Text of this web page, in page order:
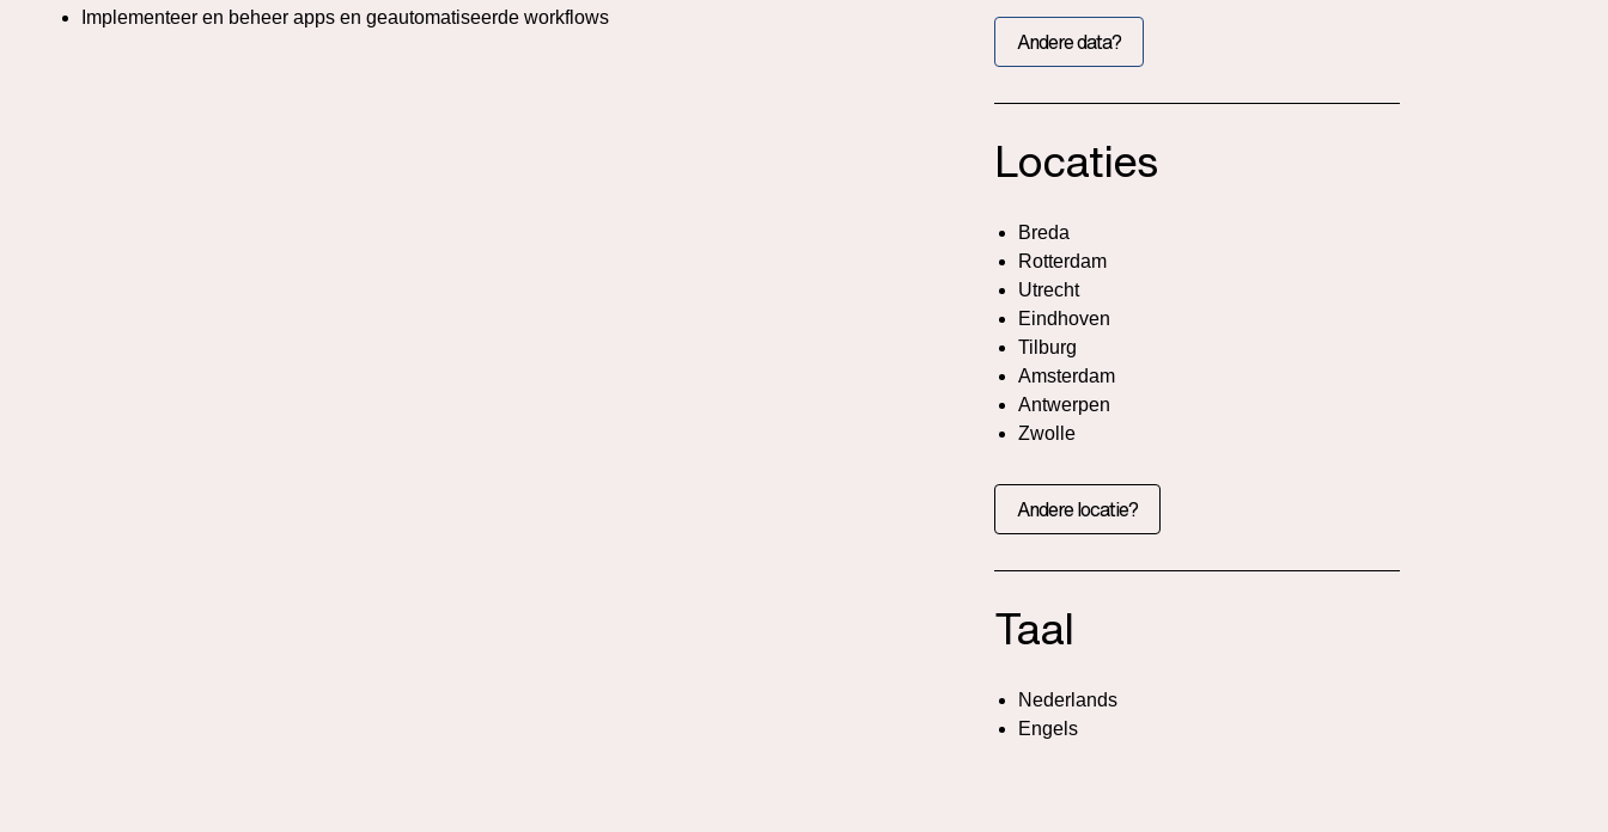
Implementeer en beheer apps en geautomatiseerde workflows
Andere data?
Locaties
Breda
Rotterdam
Utrecht
Eindhoven
Tilburg
Amsterdam
Antwerpen
Zwolle
Andere locatie?
Taal
Nederlands
Engels